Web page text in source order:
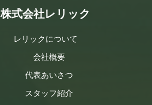
株式会社レリック
レリックについて
会社概要
代表あいさつ
スタッフ紹介